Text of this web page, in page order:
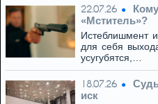
22.07.26
«Мститель»?
Истеблишмент
для себя
усугубятся,…
18.07.26
иск